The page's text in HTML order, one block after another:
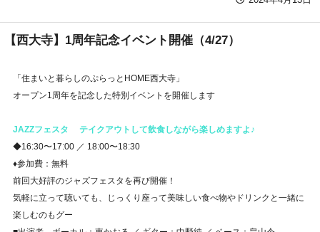
【西大寺】1周年記念イベント開催（4/27）
「住まいと暮らしのぷらっとHOME西大寺」
オープン1周年を記念した特別イベントを開催します
JAZZフェスタ テイクアウトして飲食しながら楽しめますよ♪
◆16:30〜17:00 ／ 18:00〜18:30
♦参加費：無料
前回大好評のジャズフェスタを再び開催！
気軽に立って聴いても、じっくり座って美味しい食べ物やドリンクと一緒に
楽しむのもグー